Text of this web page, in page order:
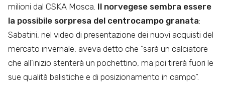
milioni dal CSKA Mosca. Il norvegese sembra essere
la possibile sorpresa del centrocampo granata:
Sabatini, nel video di presentazione dei nuovi acquisti del
mercato invernale, aveva detto che “sarà un calciatore
che all’inizio stenterà un pochettino, ma poi tirerà fuori le
sue qualità balistiche e di posizionamento in campo”.